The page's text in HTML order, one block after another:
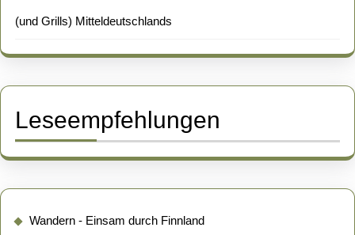
(und Grills) Mitteldeutschlands
Leseempfehlungen
Wandern - Einsam durch Finnland